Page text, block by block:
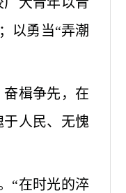
以勇当“弄潮
楫争先，在
人民、无愧
“在时光的淬